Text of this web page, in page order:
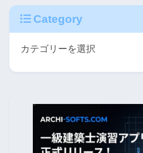
Category